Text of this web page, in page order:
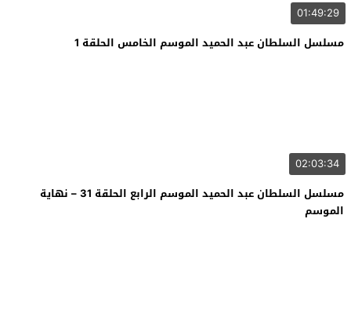
01:49:29
مسلسل السلطان عبد الحميد الموسم الخامس الحلقة 1
02:03:34
مسلسل السلطان عبد الحميد الموسم الرابع الحلقة 31 – نهاية
الموسم